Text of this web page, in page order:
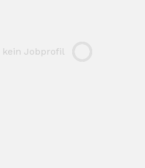
kein Jobprofil